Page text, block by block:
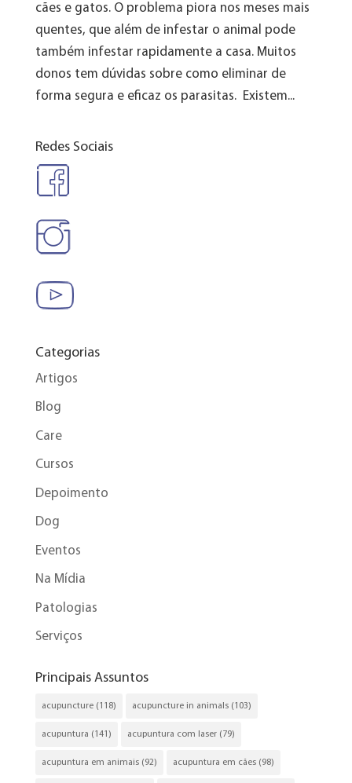
cães e gatos. O problema piora nos meses mais
quentes, que além de infestar o animal pode
também infestar rapidamente a casa. Muitos
donos tem dúvidas sobre como eliminar de
forma segura e eficaz os parasitas. Existem...
Redes Sociais
Categorias
Artigos
Blog
Care
Cursos
Depoimento
Dog
Eventos
Na Mídia
Patologias
Serviços
Principais Assuntos
acupuncture(118) acupuncture in animals(103)
acupuntura (141) acupuntura com laser(79)
acupuntura em animais(92) acupuntura em cães(98)